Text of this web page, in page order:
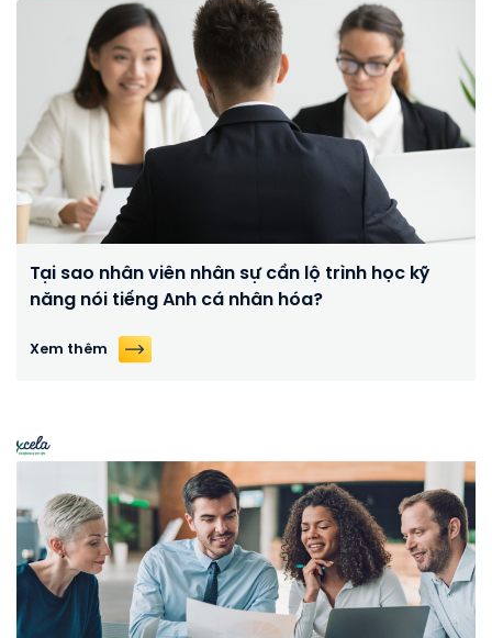
Tại sao nhân viên nhân sự cần lộ trình học kỹ
năng nói tiếng Anh cá nhân hóa?
Xem thêm